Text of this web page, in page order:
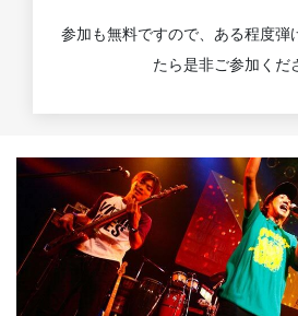
参加も無料ですので、ある程度弾
たら是非ご参加くだ